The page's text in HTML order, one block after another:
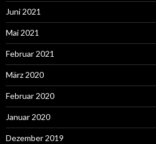
Juni 2021
Mai 2021
Februar 2021
März 2020
Februar 2020
Januar 2020
Dezember 2019